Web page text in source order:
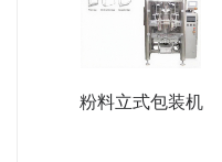
粉料立式包装机